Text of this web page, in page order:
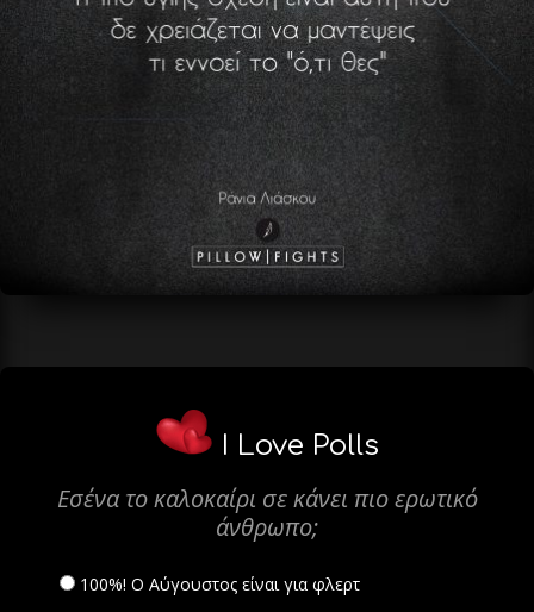
I Love Polls
Εσένα το καλοκαίρι σε κάνει πιο ερωτικό
άνθρωπο;
100%! Ο Αύγουστος είναι για φλερτ